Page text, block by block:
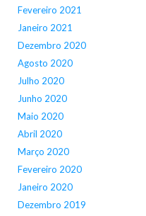
Fevereiro 2021
Janeiro 2021
Dezembro 2020
Agosto 2020
Julho 2020
Junho 2020
Maio 2020
Abril 2020
Março 2020
Fevereiro 2020
Janeiro 2020
Dezembro 2019